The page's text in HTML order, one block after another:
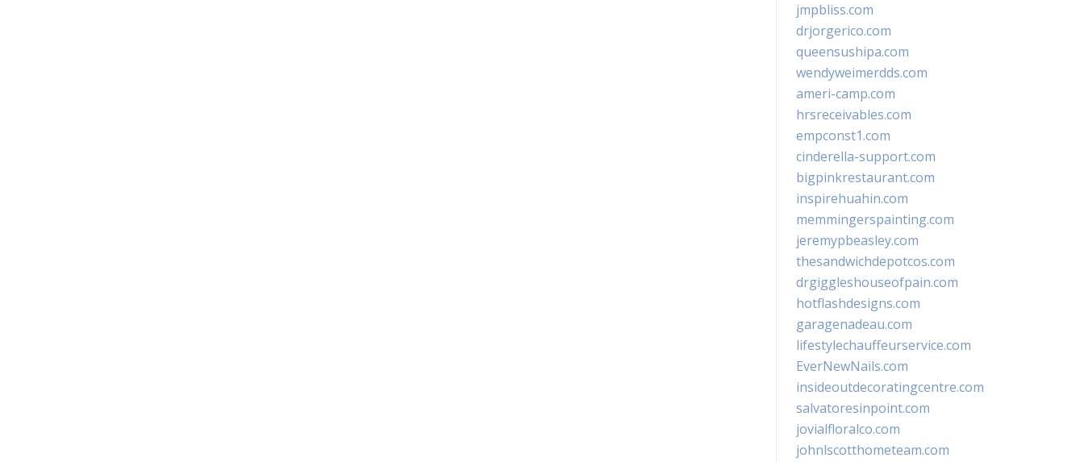
jmpbliss.com
drjorgerico.com
queensushipa.com
wendyweimerdds.com
ameri-camp.com
hrsreceivables.com
empconst1.com
cinderella-support.com
bigpinkrestaurant.com
inspirehuahin.com
memmingerspainting.com
jeremypbeasley.com
thesandwichdepotcos.com
drgiggleshouseofpain.com
hotflashdesigns.com
garagenadeau.com
lifestylechauffeurservice.com
EverNewNails.com
insideoutdecoratingcentre.com
salvatoresinpoint.com
jovialfloralco.com
johnlscotthometeam.com